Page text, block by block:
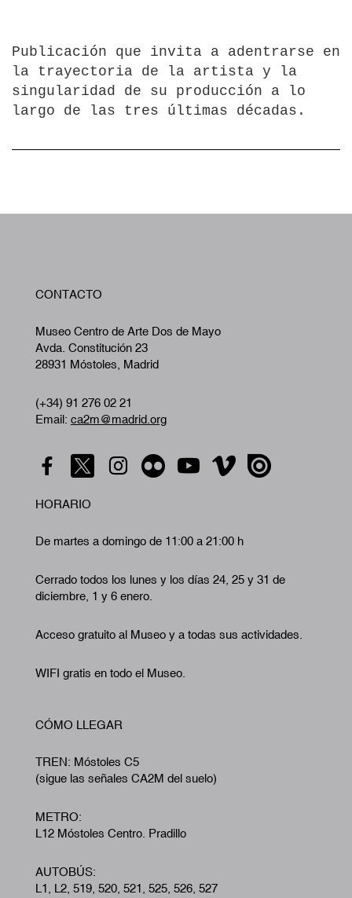
Publicación que invita a adentrarse en
la trayectoria de la artista y la
singularidad de su producción a lo
largo de las tres últimas décadas.
CONTACTO
Museo Centro de Arte Dos de Mayo
Avda. Constitución 23
28931 Móstoles, Madrid
(+34) 91 276 02 21
Email: ca2m@madrid.org
HORARIO
De martes a domingo de 11:00 a 21:00 h
Cerrado todos los lunes y los días 24, 25 y 31 de
diciembre, 1 y 6 enero.
Acceso gratuito al Museo y a todas sus actividades.
WIFI gratis en todo el Museo.
CÓMO LLEGAR
TREN: Móstoles C5
(sigue las señales CA2M del suelo)
METRO:
L12 Móstoles Centro. Pradillo
AUTOBÚS:
L1, L2, 519, 520, 521, 525, 526, 527